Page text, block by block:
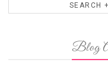
Blog